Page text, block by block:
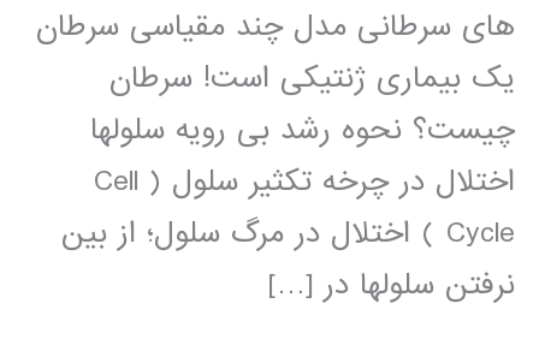
های سرطانی مدل چند مقیاسی سرطان
یک بیماری ژنتیکی است! سرطان
چیست؟ نحوه رشد بی رویه سلولها
اختلال در چرخه تکثیر سلول ( Cell
Cycle ) اختلال در مرگ سلول؛ از بین
نرفتن سلولها در […]